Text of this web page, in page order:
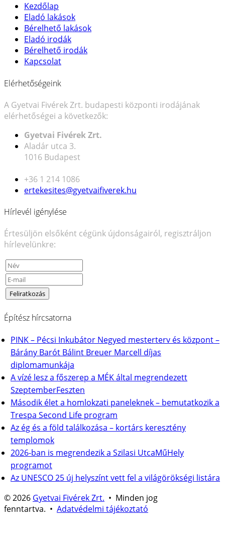
Kezdőlap
Eladó lakások
Bérelhető lakások
Eladó irodák
Bérelhető irodák
Kapcsolat
Elérhetőségeink
A Gyetvai Fivérek Zrt. budapesti központi irodájának
elérhetőségei a következők:
Gyetvai Fivérek Zrt.
Aladár utca 3.
1016 Budapest
+36 1 214 1086
ertekesites@gyetvaifiverek.hu
Hírlevél igénylése
Értesüljön elsőként cégünk újdonságairól, regisztráljon
hírlevelünkre:
Építész hírcsatorna
PINK – Pécsi Inkubátor Negyed mesterterv és központ –
Bárány Barót Bálint Breuer Marcell díjas
diplomamunkája
A vízé lesz a főszerep a MÉK által megrendezett
SzeptemberFeszten
Második élet a homlokzati paneleknek – bemutatkozik a
Trespa Second Life program
Az ég és a föld találkozása – kortárs keresztény
templomok
2026-ban is megrendezik a Szilasi UtcaMűHely
programot
Az UNESCO 25 új helyszínt vett fel a világörökségi listára
© 2026 Gyetvai Fivérek Zrt. • Minden jog
fenntartva. • Adatvédelmi tájékoztató